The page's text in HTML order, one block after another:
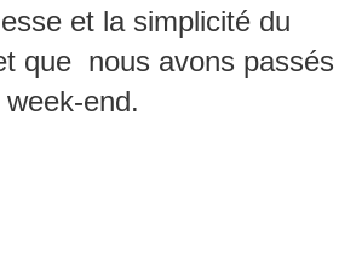
et la simplicité du
que nous avons passés
end.